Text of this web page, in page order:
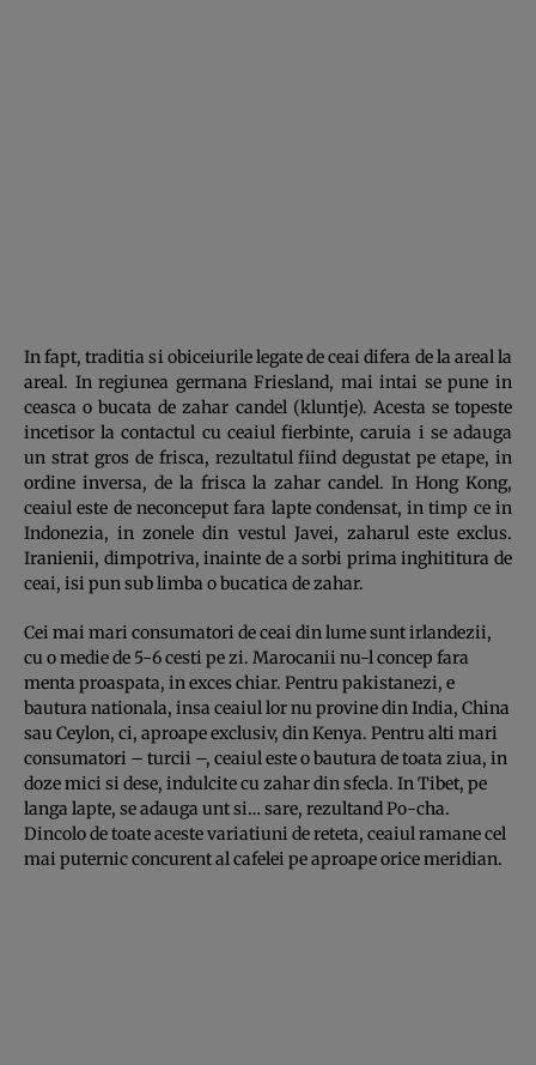
In fapt, traditia si obiceiurile legate de ceai difera de la areal la
areal. In regiunea germana Friesland, mai intai se pune in
ceasca o bucata de zahar candel (kluntje). Acesta se topeste
incetisor la contactul cu ceaiul fierbinte, caruia i se adauga
un strat gros de frisca, rezultatul fiind degustat pe etape, in
ordine inversa, de la frisca la zahar candel. In Hong Kong,
ceaiul este de neconceput fara lapte condensat, in timp ce in
Indonezia, in zonele din vestul Javei, zaharul este exclus.
Iranienii, dimpotriva, inainte de a sorbi prima inghititura de
ceai, isi pun sub limba o bucatica de zahar.
Cei mai mari consumatori de ceai din lume sunt irlandezii,
cu o medie de 5-6 cesti pe zi. Marocanii nu-l concep fara
menta proaspata, in exces chiar. Pentru pakistanezi, e
bautura nationala, insa ceaiul lor nu provine din India, China
sau Ceylon, ci, aproape exclusiv, din Kenya. Pentru alti mari
consumatori – turcii –, ceaiul este o bautura de toata ziua, in
doze mici si dese, indulcite cu zahar din sfecla. In Tibet, pe
langa lapte, se adauga unt si… sare, rezultand Po-cha.
Dincolo de toate aceste variatiuni de reteta, ceaiul ramane cel
mai puternic concurent al cafelei pe aproape orice meridian.